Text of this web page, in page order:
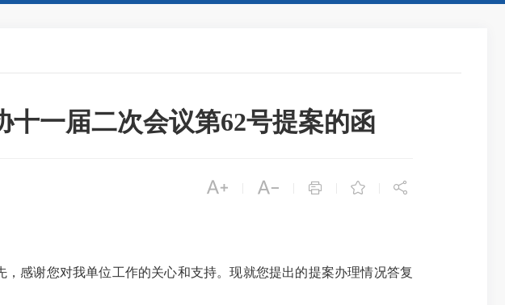
一届二次会议第62号提案的函
    
感谢您对我单位工作的关心和支持。现就您提出的提案办理情况答复